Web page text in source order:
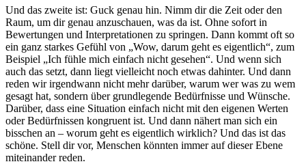
Und das zweite ist: Guck genau hin. Nimm dir die Zeit oder den
Raum, um dir genau anzuschauen, was da ist. Ohne sofort in
Bewertungen und Interpretationen zu springen. Dann kommt oft so
ein ganz starkes Gefühl von „Wow, darum geht es eigentlich“, zum
Beispiel „Ich fühle mich einfach nicht gesehen“. Und wenn sich
auch das setzt, dann liegt vielleicht noch etwas dahinter. Und dann
reden wir irgendwann nicht mehr darüber, warum wer was zu wem
gesagt hat, sondern über grundlegende Bedürfnisse und Wünsche.
Darüber, dass eine Situation einfach nicht mit den eigenen Werten
oder Bedürfnissen kongruent ist. Und dann nähert man sich ein
bisschen an – worum geht es eigentlich wirklich? Und das ist das
schöne. Stell dir vor, Menschen könnten immer auf dieser Ebene
miteinander reden.